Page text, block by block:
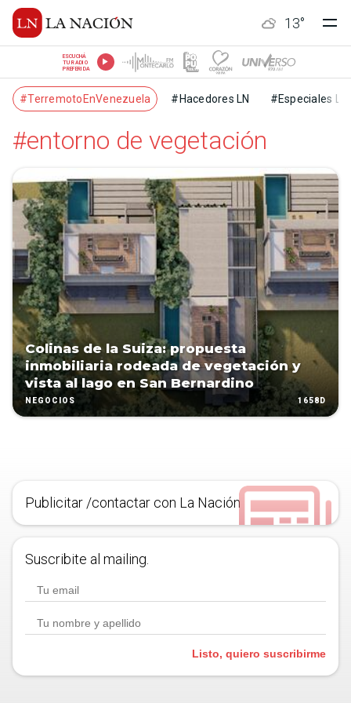
13°
ESCUCHÁ
TU RADIO
PREFERIDA
#TerremotoEnVenezuela #Hacedores LN #Especiales LN
#entorno de vegetación
Colinas de la Suiza: propuesta
inmobiliaria rodeada de vegetación y
vista al lago en San Bernardino
NEGOCIOS 1658D
Publicitar /contactar con La Nación
Suscribite al mailing.
Listo, quiero suscribirme